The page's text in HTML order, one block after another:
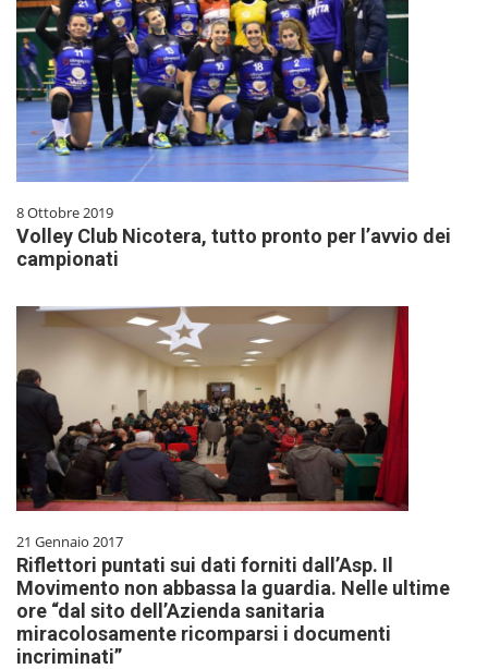
8 Ottobre 2019
Volley Club Nicotera, tutto pronto per l’avvio dei
campionati
21 Gennaio 2017
Riflettori puntati sui dati forniti dall’Asp. Il
Movimento non abbassa la guardia. Nelle ultime
ore “dal sito dell’Azienda sanitaria
miracolosamente ricomparsi i documenti
incriminati”